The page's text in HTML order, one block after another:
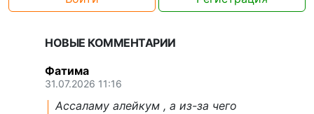
НОВЫЕ КОММЕНТАРИИ
Фатима
31.07.2026 11:16
Ассаламу алейкум , а из-за чего